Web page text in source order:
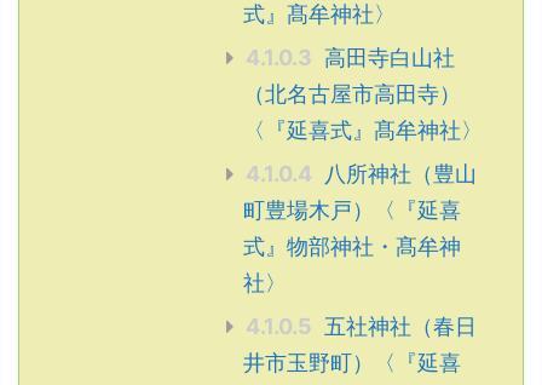
式』髙牟神社〉
4.1.0.3 高田寺白山社
（北名古屋市高田寺）
〈『延喜式』髙牟神社〉
4.1.0.4
八所神社（豊山
町豊場木戸）〈『延喜
式』物部神社・髙牟神
社〉
4.1.0.5 五社神社（春日
井市玉野町）〈『延喜